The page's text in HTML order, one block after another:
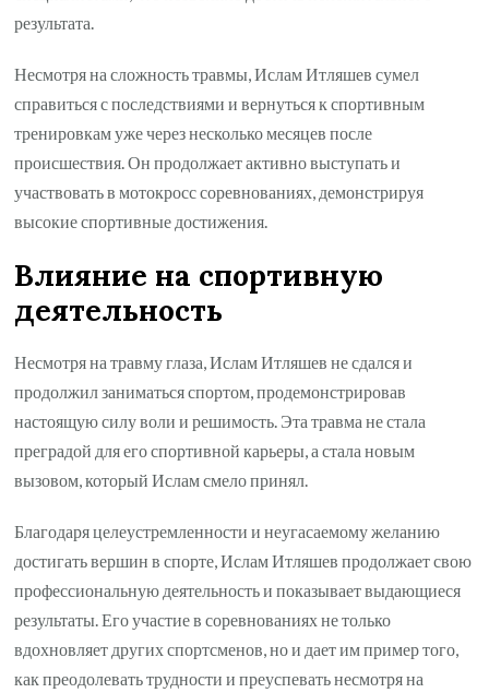
результата.
Несмотря на сложность травмы, Ислам Итляшев сумел
справиться с последствиями и вернуться к спортивным
тренировкам уже через несколько месяцев после
происшествия. Он продолжает активно выступать и
участвовать в мотокросс соревнованиях, демонстрируя
высокие спортивные достижения.
Влияние на спортивную
деятельность
Несмотря на травму глаза, Ислам Итляшев не сдался и
продолжил заниматься спортом, продемонстрировав
настоящую силу воли и решимость. Эта травма не стала
преградой для его спортивной карьеры, а стала новым
вызовом, который Ислам смело принял.
Благодаря целеустремленности и неугасаемому желанию
достигать вершин в спорте, Ислам Итляшев продолжает свою
профессиональную деятельность и показывает выдающиеся
результаты. Его участие в соревнованиях не только
вдохновляет других спортсменов, но и дает им пример того,
как преодолевать трудности и преуспевать несмотря на